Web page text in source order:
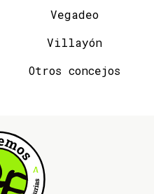
Vegadeo
Villayón
Otros concejos